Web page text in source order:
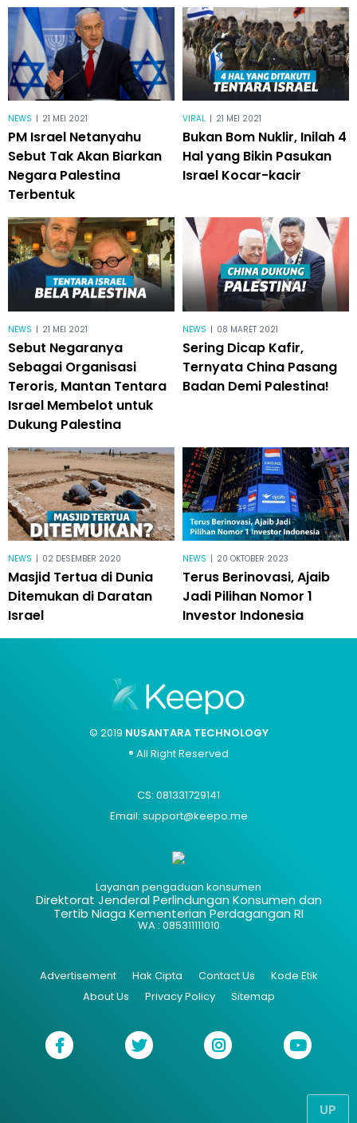
NEWS | 21 MEI 2021
PM Israel Netanyahu
Sebut Tak Akan Biarkan
Negara Palestina
Terbentuk
VIRAL | 21 MEI 2021
Bukan Bom Nuklir, Inilah 4
Hal yang Bikin Pasukan
Israel Kocar-kacir
NEWS | 21 MEI 2021
Sebut Negaranya
Sebagai Organisasi
Teroris, Mantan Tentara
Israel Membelot untuk
Dukung Palestina
NEWS | 08 MARET 2021
Sering Dicap Kafir,
Ternyata China Pasang
Badan Demi Palestina!
NEWS | 02 DESEMBER 2020
Masjid Tertua di Dunia
Ditemukan di Daratan
Israel
NEWS | 20 OKTOBER 2023
Terus Berinovasi, Ajaib
Jadi Pilihan Nomor 1
Investor Indonesia
UP
© 2019 NUSANTARA TECHNOLOGY
® All Right Reserved
CS: 081331729141
Email: support@keepo.me
Layanan pengaduan konsumen
Direktorat Jenderal Perlindungan Konsumen dan
Tertib Niaga Kementerian Perdagangan RI
WA : 085311111010
Advertisement Hak Cipta Contact Us
Kode Etik
About Us
Privacy Policy Sitemap